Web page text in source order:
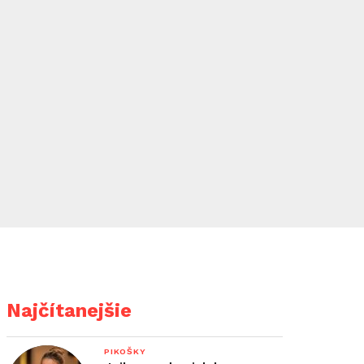
Najčítanejšie
PIKOŠKY